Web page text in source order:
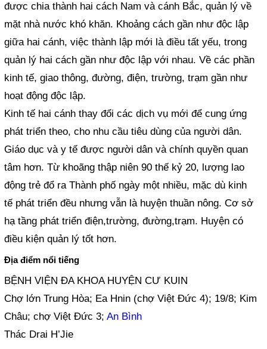
được chia thành hai cách Nam và cánh Bắc, quản lý về
mặt nhà nước khó khăn. Khoảng cách gần như độc lập
giữa hai cánh, việc thành lập mới là điều tất yếu, trong
quản lý hai cách gần như độc lập với nhau. Về các phần
kinh tế, giao thông, đường, điện, trường, trạm gần như
hoạt động độc lập.
Kinh tế hai cánh thay đổi các dịch vụ mới để cung ứng
phát triển theo, cho nhu cầu tiêu dùng của người dân.
Giáo dục và y tế được người dân và chính quyền quan
tâm hơn. Từ khoãng thập niên 90 thế kỷ 20, lượng lao
động trẻ đổ ra Thành phố ngày một nhiều, mặc dù kinh
tế phát triển đều nhưng vẫn là huyện thuần nông. Cơ sở
hạ tầng phát triển điện,trường, đường,trạm. Huyện có
điều kiện quản lý tốt hơn.
Địa điểm nổi tiếng
BỆNH VIỆN ĐA KHOA HUYỆN CƯ KUIN
Chợ lớn Trung Hòa; Ea Hnin (chợ Việt Đức 4); 19/8; Kim
Châu; chợ Việt Đức 3;An Bình
Thác Drai H’Jie